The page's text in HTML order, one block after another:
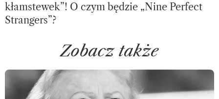
kłamstewek”! O czym będzie „Nine Perfect
Strangers”?
Zobacz także